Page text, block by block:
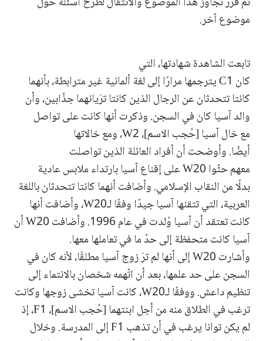
موضوع آخر.
تابعت الشاهدة شهادتها، التي
كان C1 يترجمها مرارًا إلى لغة ألمانية غير مترابطة، بأنهما
كانتا تتحدثان عن الرجال الذين كانتا ترَيانهما جذّابين، وأن
والد آسيا كان في السجن. وذكرت أنها كانت على تواصل
مع خال آسيا [حُجب الاسم]، W2، ومع خالاتها
أيضًا. وأوضحت أن أفراد العائلة الذين تواصلت
معهم حثّوا W20 على إقناع آسيا بارتداء ملابس عادية
بدلًا من النقاب الإسلامي. وأضافت أنهما كانتا تتحدثان باللغة
العربية، التي تتقنها آسيا جيدًا وفقًا لـW20، وأضافت أنها
كانت تعتقد أن آسيا وُلدت في عام 1996. وأضافت W20 أن
آسيا كانت متحفظة إلى حدّ ما في تعاملها معها.
وأشارت W20 إلى أنها لم ترَ زوج آسيا مطلقًا، لأنه كان في
السجن على حد علمها، بعد أن اتّهمه شخصان بالانتماء إلى
تنظيم داعش. ووفقًا لـW20، كانت آسيا تخشى زوجها وكانت
ترغب في الطلاق منه من أجل ابنتهما [حُجب الاسم]، F1، إذ
لم يكن توانا يرغب في أن تذهب F1 إلى المدرسة. وخلال